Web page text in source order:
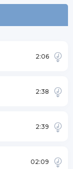
2:06
2:38
2:39
02:09